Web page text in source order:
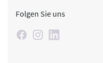
Folgen Sie uns